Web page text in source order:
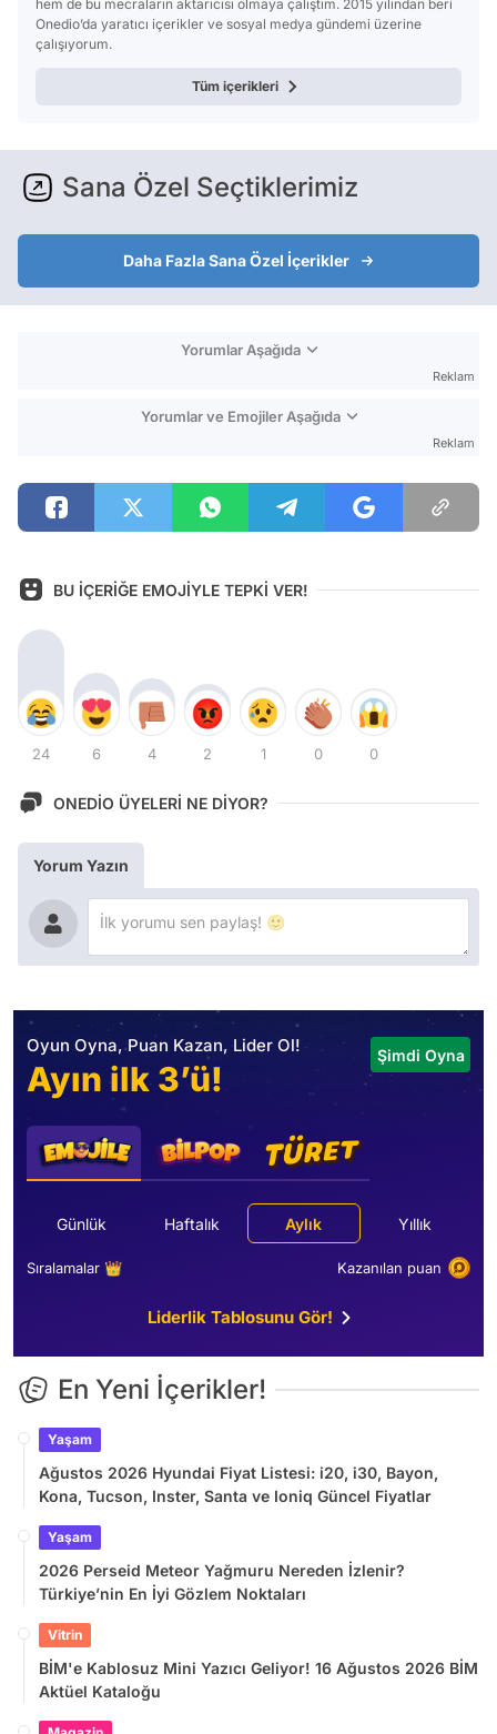
hem de bu mecraların aktarıcısı olmaya çalıştım. 2015 yılından beri
Onedio’da yaratıcı içerikler ve sosyal medya gündemi üzerine
çalışıyorum.
Tüm içerikleri
Sana Özel Seçtiklerimiz
Daha Fazla Sana Özel İçerikler
Yorumlar Aşağıda
Reklam
Yorumlar ve Emojiler Aşağıda
Reklam
BU İÇERİĞE EMOJİYLE TEPKİ VER!
24 6 4 2 1 0 0
ONEDİO ÜYELERİ NE DİYOR?
Yorum Yazın
Oyun Oyna, Puan Kazan, Lider Ol!
Ayın ilk 3’ü!
Şimdi Oyna
Günlük Haftalık Aylık Yıllık
Sıralamalar 👑 Kazanılan puan
Liderlik Tablosunu Gör!
En Yeni İçerikler!
Yaşam
Ağustos 2026 Hyundai Fiyat Listesi: i20, i30, Bayon,
Kona, Tucson, Inster, Santa ve Ioniq Güncel Fiyatlar
Yaşam
2026 Perseid Meteor Yağmuru Nereden İzlenir?
Türkiye’nin En İyi Gözlem Noktaları
Vitrin
BİM'e Kablosuz Mini Yazıcı Geliyor! 16 Ağustos 2026 BİM
Aktüel Kataloğu